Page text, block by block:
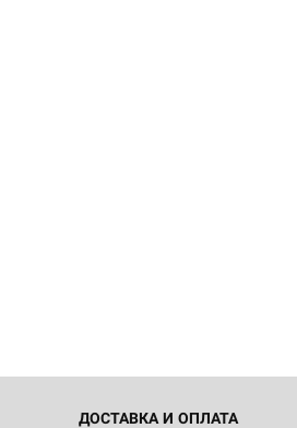
ДОСТАВКА И ОПЛАТА